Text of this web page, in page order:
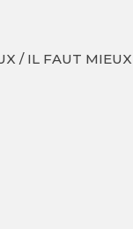
/ IL FAUT MIEUX